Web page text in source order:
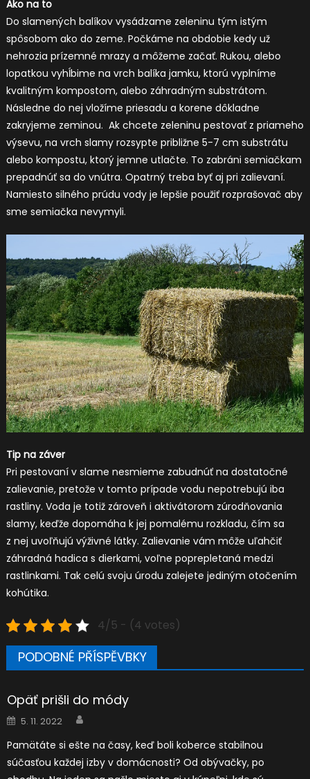
Ako na to
Do slamených balíkov vysádzame zeleninu tým istým
spôsobom ako do zeme. Počkáme na obdobie kedy už
nehrozia prízemné mrazy a môžeme začať. Rukou, alebo
lopatkou vyhĺbime na vrch balíka jamku, ktorú vyplníme
kvalitným kompostom, alebo záhradným substrátom.
Následne do nej vložíme priesadu a korene dôkladne
zakryjeme zeminou. Ak chcete zeleninu pestovať z priameho
výsevu, na vrch slamy rozsypte približne 5-7 cm substrátu
alebo kompostu, ktorý jemne utlačte. To zabráni semiačkam
prepadnúť sa do vnútra. Opatrný treba byť aj pri zalievaní.
Namiesto silného prúdu vody je lepšie použiť rozprašovač aby
sme semiačka nevymyli.
Tip na záver
Pri pestovaní v slame nesmieme zabudnúť na dostatočné
zalievanie, pretože v tomto prípade vodu nepotrebujú iba
rastliny. Voda je totiž zároveň i aktivátorom zúrodňovania
slamy, keďže dopomáha k jej pomalému rozkladu, čím sa
z nej uvoľňujú výživné látky. Zalievanie vám môže uľahčiť
záhradná hadica s dierkami, voľne poprepletaná medzi
rastlinkami. Tak celú svoju úrodu zalejete jediným otočením
kohútika.
4/5 - (4 votes)
PODOBNÉ PŘÍSPĚVBKY
Opäť prišli do módy
Posted
on
5. 11. 2022
Pamätáte si ešte na časy, keď boli koberce stabilnou
súčasťou každej izby v domácnosti? Od obývačky, po